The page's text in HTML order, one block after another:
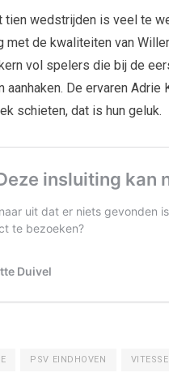
tien wedstrijden is veel te
met de kwaliteiten van
vol spelers die bij de
aanhaken. De ervaren Adrie
schieten, dat is hun geluk.
PSV EINDHOVEN VITESSE